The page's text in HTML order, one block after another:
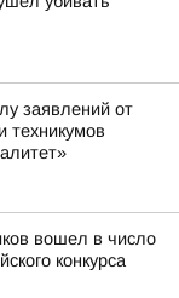
заявлений от
техникумов
вошел в число
конкурса